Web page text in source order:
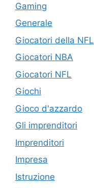
Gaming
Generale
Giocatori della NFL
Giocatori NBA
Giocatori NFL
Giochi
Gioco d'azzardo
Gli imprenditori
Imprenditori
Impresa
Istruzione